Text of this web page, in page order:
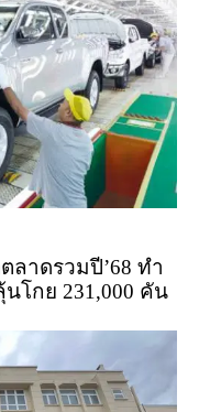
ลาดรวมปี’68 ทำ
โกย 231,000 คัน